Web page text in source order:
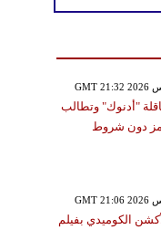
"أدنوك" وتطالب
دون شروط
الكوميدي بفيلم